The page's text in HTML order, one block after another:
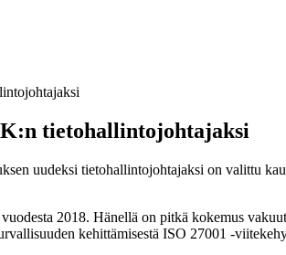
tietohallintojohtajaksi
uudeksi tietohallintojohtajaksi on valittu
2018. Hänellä on pitkä kokemus
kehittämisestä ISO 27001 -